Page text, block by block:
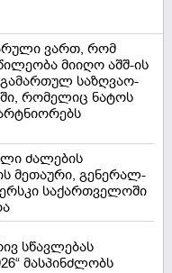
ვართ, რომ
მიიღო აშშ-ის
საზღვაო-
რომელიც ნატოს
ძალების
მეთაური, გენერალ-
საქართველოში
სწავლებას
მასპინძლობს